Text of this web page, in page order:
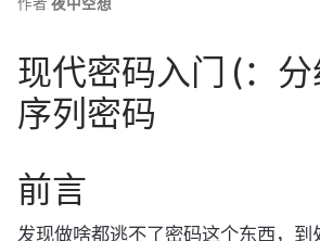
作者 夜中空想
现代密码入门 (：
序列密码
前言
发现做啥都逃不了密码这个东西，到